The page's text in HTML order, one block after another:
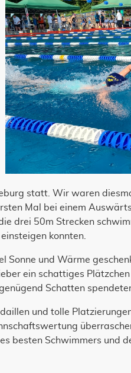
statt. Wir waren
Mal bei einem
drei 50m Strecken
konnten.
und Wärme
ein schattiges
Schatten
und tolle
besten Schwimmers und